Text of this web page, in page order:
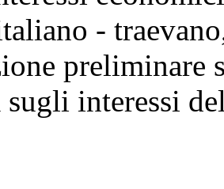
-
preliminare
interessi